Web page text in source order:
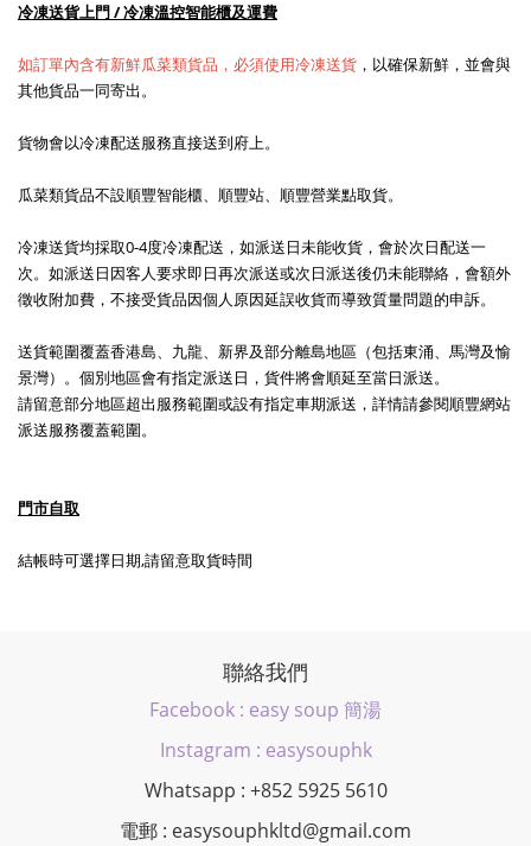
冷凍送貨上門 / 冷凍溫控智能櫃及運費
如訂單內含有新鮮瓜菜類貨品，必須使用冷凍送貨 ，以確保新鮮，並會與
其他貨品一同寄出。
貨物會以冷凍配送服務直接送到府上。
瓜菜類貨品不設順豐智能櫃、順豐站、順豐營業點取貨。
冷凍送貨均採取0-4度冷凍配送，如派送日未能收貨，會於次日配送一
次。如派送日因客人要求即日再次派送或次日派送後仍未能聯絡，會額外
徵收附加費，不接受貨品因個人原因延誤收貨而導致質量問題的申訴。
送貨範圍覆蓋香港島、九龍、新界及部分離島地區（包括東涌、馬灣及愉
景灣）。 個別地區會有指定派送日，貨件將會順延至當日派送。
請留意部分地區超出服務範圍或設有指定車期派送，詳情請參閱順豐網站
派送服務覆蓋範圍。
門市自取
結帳時可選擇日期,請留意取貨時間
聯絡我們
Facebook : easy soup 簡湯
Instagram : easysouphk
Whatsapp : +852 5925 5610
電郵 : easysouphkltd@gmail.com